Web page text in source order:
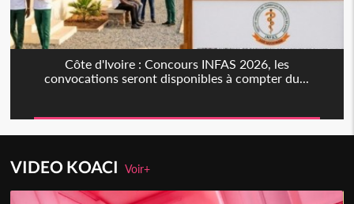
Côte d'Ivoire : Concours INFAS 2026, les
convocations seront disponibles à compter du...
VIDEO KOACIVoir+